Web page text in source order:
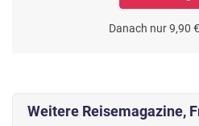
Danach nur 9,90
Weitere Reisemagazine,